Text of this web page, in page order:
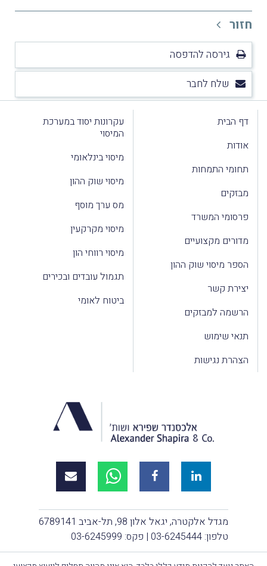
חזור
גירסה להדפסה
שלח לחבר
דף הבית
אודות
תחומי התמחות
מבזקים
פרסומי המשרד
מדורים מקצועיים
הספר מיסוי שוק ההון
יצירת קשר
הרשמה למבזקים
תנאי שימוש
הצהרת נגישות
עקרונות יסוד במערכת
המיסוי
מיסוי בינלאומי
מיסוי שוק ההון
מס ערך מוסף
מיסוי מקרקעין
מיסוי רווחי הון
תגמול עובדים ובכירים
ביטוח לאומי
מגדל אלקטרה, יגאל אלון 98, תל-אביב 6789141
טלפון: 03-6245444 | פקס: 03-6245999